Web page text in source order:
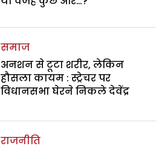
समाज
अनशन से टूटा शरीर, लेकिन
हौसला कायम : स्ट्रेचर पर
विधानसभा घेरने निकले देवेंद्र
राजनीति